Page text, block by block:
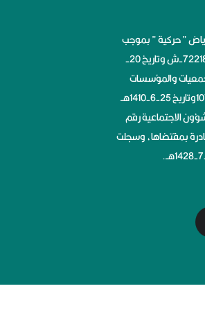
” حركية ” بموجب
خطاب وزارة الشؤون الإجتماعية رقم 6-72218-ش وتاريخ 20-
الجمعيات والمؤسسات
الخيرية الصادرة بقرار مجلس الوزراء رقم 107وتاريخ 25-6-1410هــ
الاجتماعية رقم
الصادرة بمقتضاها، وسجلت